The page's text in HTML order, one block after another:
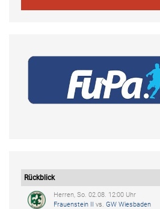
Rückblick
Herren, So. 02.08. 12:00 Uhr
Frauenstein II vs. GW Wiesbaden